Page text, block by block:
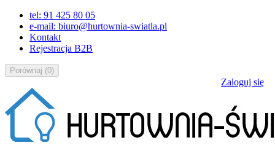
tel: 91 425 80 05
e-mail: biuro@hurtownia-swiatla.pl
Kontakt
Rejestracja B2B
Porównaj (0)
Zaloguj się